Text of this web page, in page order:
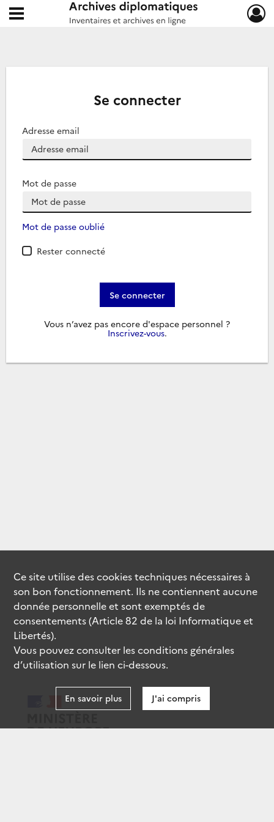
Archives diplomatiques
Ouvrir le menu déroulant
Se connecter
Adresse email
Mot de passe
Mot de passe oublié
Rester connecté
Se connecter
Vous n’avez pas encore d'espace personnel ?
Inscrivez-vous.
Ce site utilise descookiestechniques nécessaires à
son bon fonctionnement. Ils ne contiennent aucune
donnée personnelle et sont exemptés de
consentements (Article 82 de la loi Informatique et
Libertés).
Vous pouvez consulter les conditions générales
d’utilisation sur le lien ci-dessous.
En savoir plus J'ai compris